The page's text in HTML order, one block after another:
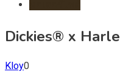
Dickies® x
Kloy0